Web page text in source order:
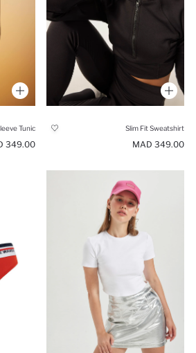
Slim Fit Sweatshirt
349.00 MAD
Tunic
349.00 MAD